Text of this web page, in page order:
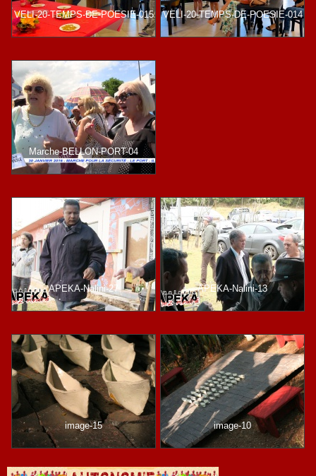
VELI-20-TEMPS-DE-POESIE-015 VELI-20-TEMPS-DE-POESIE-014
Marche-BELLON-PORT-04
APEKA-Nalini-27 APEKA-Nalini-13
image-15 image-10